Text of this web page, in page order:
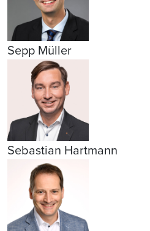
Sepp Müller
Sebastian Hartmann